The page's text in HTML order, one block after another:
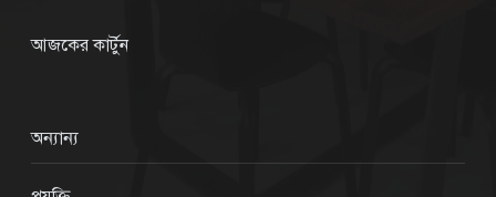
আজকের কার্টুন
অন্যান্য